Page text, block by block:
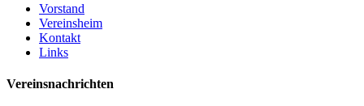
Vorstand
Vereinsheim
Kontakt
Links
Vereinsnachrichten